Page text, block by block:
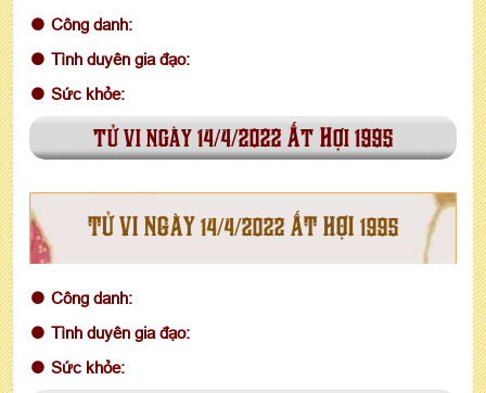
Công danh:
Tình duyên gia đạo:
Sức khỏe:
tử vi ngày 14/4/2022 Ất Hợi 1995
TỬ VI NGÀY 14/4/2022 ẤT HỢI 1995
Công danh:
Tình duyên gia đạo:
Sức khỏe: